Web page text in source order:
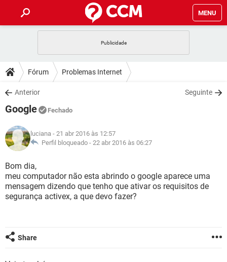
MENU
CELULAR FACEBOOK
OUTLOOK
INSTAGRAM
GUIA DE COMPRAS
DICAS
JOGOS WHATSAPP
INSTAGRAM
GUIA DE COMPRAS
DOWNLOADS
JOGOS
CELULAR
OUTLOOK EXCEL
INSTAGRAM
GUIA DE COMPRAS
FÓRUM
JOGOS
CELULAR
OUTLOOK
INSTAGRAM GMAIL
GLOSSÁRIO
JOGOS
CELULAR FACEBOOK
OUTLOOK EXCEL
GUIA DE COMPRAS
Fórum Problemas Internet
Anterior Seguinte
Google Fechado
luciana - 21 abr 2016 às 12:57
Perfil bloqueado - 22 abr 2016 às 06:27
Bom dia,
meu computador não esta abrindo o google aparece uma
mensagem dizendo que tenho que ativar os requisitos de
segurança activex, a que devo fazer?
Share